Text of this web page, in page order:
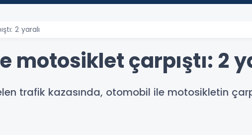
2 yaralı
çarpıştı: 2
trafik kazasında, otomobil ile motosikletin